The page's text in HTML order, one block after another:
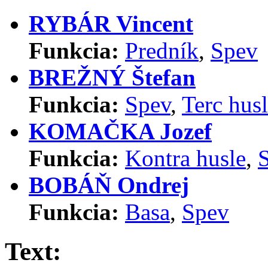
RYBÁR Vincent
Funkcia: Predník, Spev
BREŽNÝ Štefan
Funkcia: Spev, Terc
KOMAČKA Jozef
Funkcia: Kontra husle,
BOBÁŇ Ondrej
Funkcia: Basa, Spev
Text: